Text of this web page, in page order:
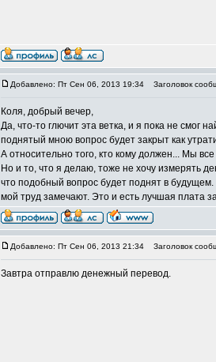
Добавлено: Пт Сен 06, 2013 19:34 Заголовок
Коля, добрый вечер,
Да, что-то глючит эта ветка, и я пока не смог
поднятый мною вопрос будет закрыт как
А относительно того, кто кому должен... Мы
Но и то, что я делаю, тоже не хочу измерять
что подобный вопрос будет поднят в
мой труд замечают. Это и есть лучшая плата
Добавлено: Пт Сен 06, 2013 21:34 Заголовок
Завтра отправлю денежный перевод.